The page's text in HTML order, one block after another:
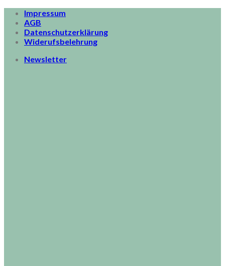
Skip
content
Impressum
AGB
Datenschutzerklärung
Widerufsbelehrung
Newsletter